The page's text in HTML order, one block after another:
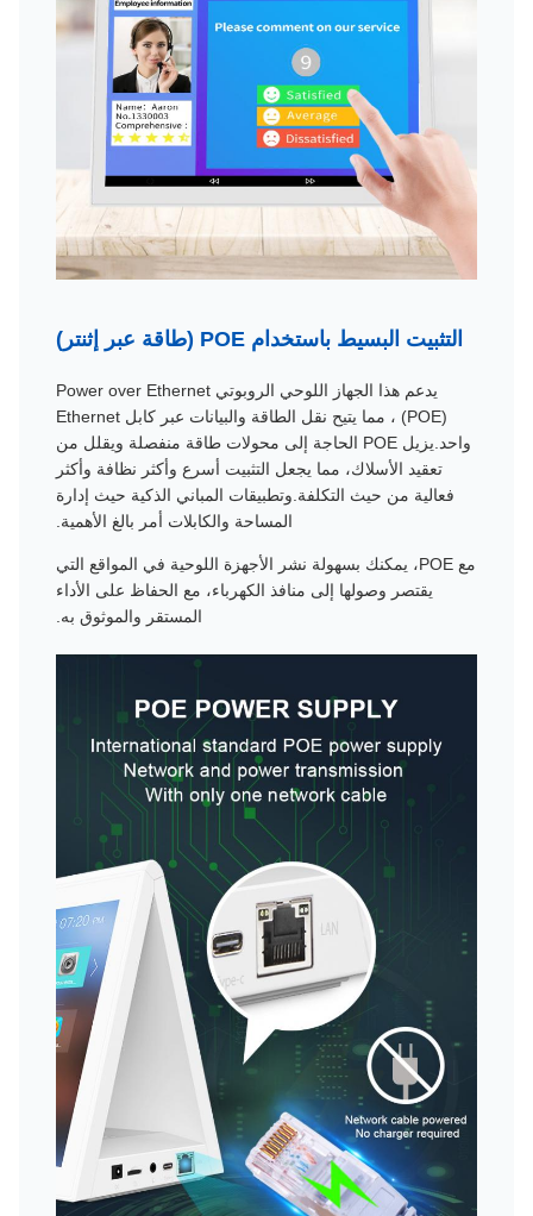
التثبيت البسيط باستخدام POE (طاقة عبر إثنتر)
يدعم هذا الجهاز اللوحي الروبوتي Power over Ethernet
(POE) ، مما يتيح نقل الطاقة والبيانات عبر كابل Ethernet
واحد.يزيل POE الحاجة إلى محولات طاقة منفصلة ويقلل من
تعقيد الأسلاك، مما يجعل التثبيت أسرع وأكثر نظافة وأكثر
فعالية من حيث التكلفة.وتطبيقات المباني الذكية حيث إدارة
المساحة والكابلات أمر بالغ الأهمية.
مع POE، يمكنك بسهولة نشر الأجهزة اللوحية في المواقع التي
يقتصر وصولها إلى منافذ الكهرباء، مع الحفاظ على الأداء
المستقر والموثوق به.